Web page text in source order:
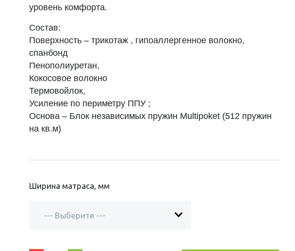
уровень комфорта.
Состав:
Поверхность – трикотаж , гипоаллергенное волокно,
спанбонд
Пенополиуретан,
Кокосовое волокно
Термовойлок,
Усиление по периметру ППУ ;
Основа – Блок независимых пружин Multipoket (512 пружин
на кв.м)
Ширина матраса, мм